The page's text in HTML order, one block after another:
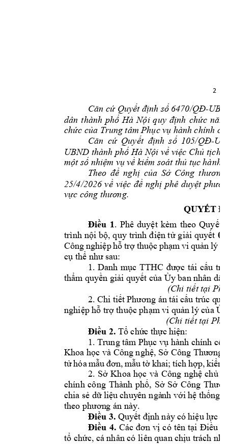
2
Căn cứ Quyết định số 6470/QĐ-
dân thành phố Hà Nội quy định chức
chức của Trung tâm Phục vụ hành chính
Căn cứ Quyết  định số 105/QĐ-
UBND thành phố Hà Nội về việc Chủ tịch
một số nhiệm vụ về kiểm soát thủ tục hành
Theo đề nghị của Sở Công thương
25/4/2026 về việc đề nghị phê duyệt p
vực công thương.
QUYẾT
Điều 1. Phê duyệt kèm theo Quyết
trình nội bộ, quy trình điện tử giải quyết
Công nghiệphỗ trợ thuộc phạm vi quản lý
cụ thể như sau:
1. Danh mục TTHC được tái cấu t
thẩm quyền giải quyết của Ủy ban nhân
(Chi tiết tại Phụ
2. Chi tiết Phương ántái cấu trúc quy
nghiệp hỗ trợ thuộc phạm vi quản lý của Ủy
(Chi tiết tại Phụ
Điều 2. Tổ chức thực hiện:
1. Trung tâm Phục vụ hành chính
Khoa học và Công nghệ, Sở Công Thương
tửhóa mẫu đơn, mẫu tờkhai; tích hợp, kiểm
2. Sở Khoa học và Công nghệ chủ
chính công Thành phố, Sở Sở Công
chia sẻ dữ liệu chuyên ngành với hệ thống
theo phương án này.
Điều 3. Quyết định nàycó hiệu lực
Điều 4. Các đơn vị có tên tại Điều
tổ chức, cá nhân có liên quan chịu trách